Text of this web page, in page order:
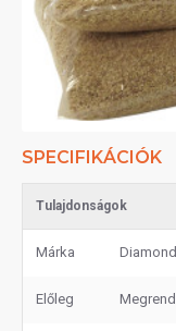
SPECIFIKÁCIÓK
Tulajdonságok
Márka Diamond
Előleg